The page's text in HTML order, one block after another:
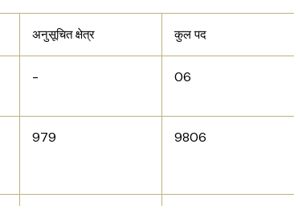
अनुसूचित क्षेत्र कुल पद
- 06
979 9806